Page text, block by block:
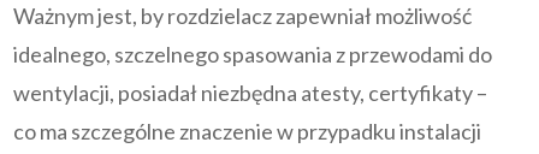
Ważnym jest, by rozdzielacz zapewniał możliwość
idealnego, szczelnego spasowania z przewodami do
wentylacji, posiadał niezbędna atesty, certyfikaty –
co ma szczególne znaczenie w przypadku instalacji